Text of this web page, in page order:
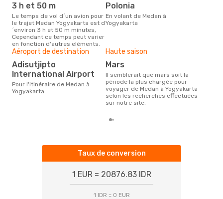
3 h et 50 m
Le temps de vol d´un avion pour
le trajet Medan Yogyakarta est d
´environ 3 h et 50 m minutes,
Cependant ce temps peut varier
en fonction d'autres eléments.
Polonia
En volant de Medan à
Yogyakarta
Aéroport de destination
Adisutjipto
International Airport
Pour l'itinéraire de Medan à
Yogyakarta
Haute saison
mars
Il semblerait que mars soit la
période la plus chargée pour
voyager de Medan à Yogyakarta
selon les recherches effectuées
sur notre site.
Taux de conversion
1 EUR = 20876.83 IDR
1 IDR = 0 EUR